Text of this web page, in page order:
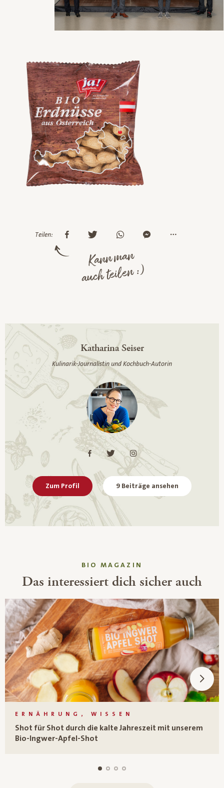
Teilen:
Kann man
auch teilen :)
Katharina Seiser
Kulinarik-Journalistin und Kochbuch-Autorin
Zum Profil 9 Beiträge ansehen
BIO MAGAZIN
Das interessiert dich sicher auch
ERNÄHRUNG, WISSEN
Shot für Shot durch die kalte Jahreszeit mit unserem
Bio-Ingwer-Apfel-Shot